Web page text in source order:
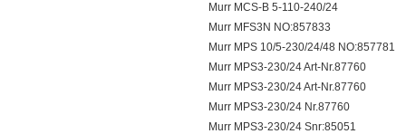
Murr MCS-B 5-110-240/24
Murr MFS3N NO:857833
Murr MPS 10/5-230/24/48 NO:857781
Murr MPS3-230/24 Art-Nr.87760
Murr MPS3-230/24 Art-Nr.87760
Murr MPS3-230/24 Nr.87760
Murr MPS3-230/24 Snr:85051